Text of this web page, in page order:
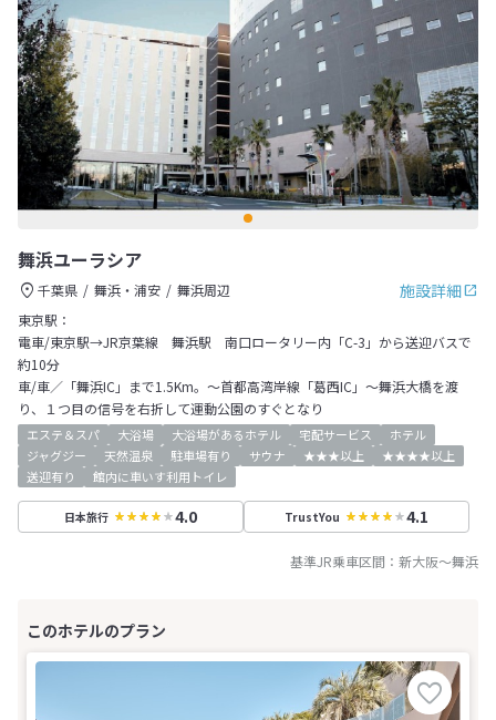
舞浜ユーラシア
施設詳細
千葉県 舞浜・浦安
舞浜周辺
東京駅：
電車/東京駅→JR京葉線 舞浜駅 南口ロータリー内「C-3」から送迎バスで
約10分
車/車／「舞浜IC」まで1.5Km。～首都高湾岸線「葛西IC」～舞浜大橋を渡
り、１つ目の信号を右折して運動公園のすぐとなり
エステ＆スパ 大浴場 大浴場があるホテル 宅配サービス
ホテル
ジャグジー
天然温泉 駐車場有り サウナ ★★★以上
★★★★以上
送迎有り
館内に車いす利用トイレ
日本旅行 4.0 TrustYou 4.1
基準JR乗車区間： 新大阪～舞浜